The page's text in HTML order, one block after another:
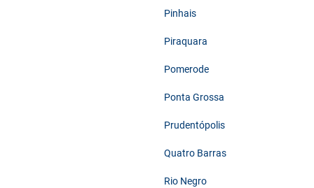
Pinhais
Piraquara
Pomerode
Ponta Grossa
Prudentópolis
Quatro Barras
Rio Negro